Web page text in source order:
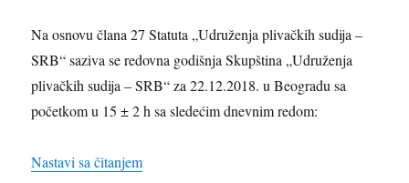
Na osnovu člana 27 Statuta „Udruženja plivačkih sudija –
SRB“ saziva se redovna godišnja Skupština „Udruženja
plivačkih sudija – SRB“ za 22.12.2018. u Beogradu sa
početkom u 15 ± 2 h sa sledećim dnevnim redom:
Nastavi sa čitanjem„Redovna godišnja skupština 2018.“